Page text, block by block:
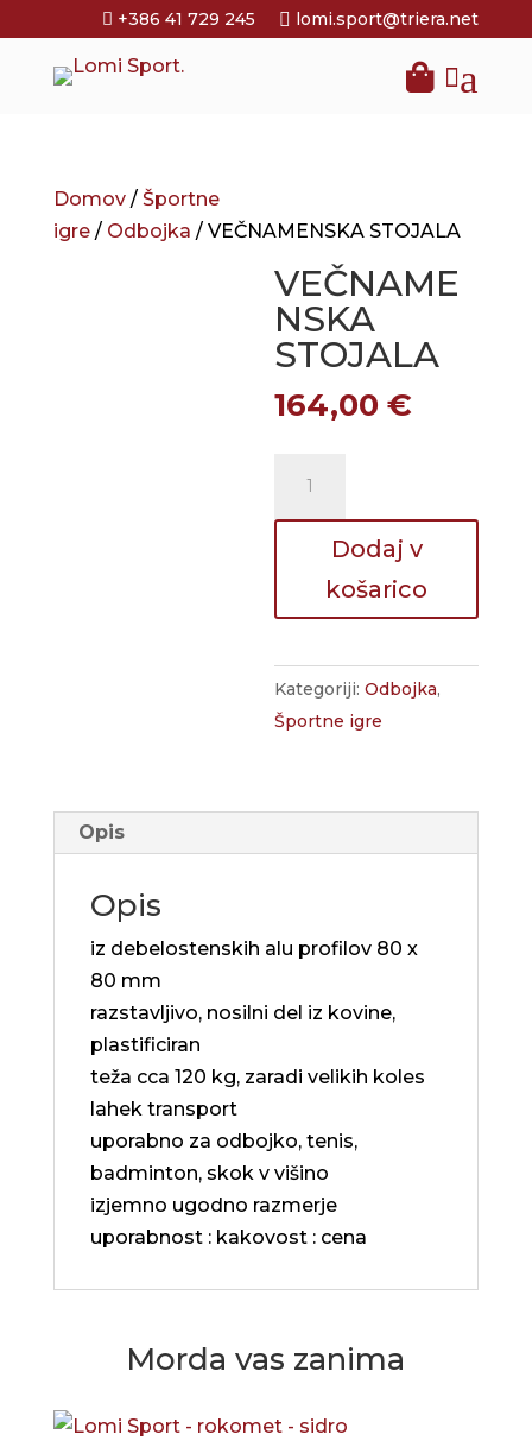
 +386 41 729 245  lomi.sport@triera.net
a
Domov/ Športne
igre/ Odbojka / VEČNAMENSKA STOJALA
VEČNAME
NSKA
STOJALA
164,00€
Dodaj v
košarico
Kategoriji:Odbojka,
Športne igre
Opis
Opis
iz debelostenskih alu profilov 80 x
80 mm
razstavljivo, nosilni del iz kovine,
plastificiran
teža cca 120 kg, zaradi velikih koles
lahek transport
uporabno za odbojko, tenis,
badminton, skok v višino
izjemno ugodno razmerje
uporabnost : kakovost : cena
Morda vas zanima